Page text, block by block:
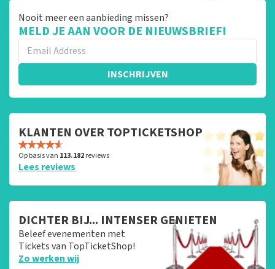
Nooit meer een aanbieding missen?
MELD JE AAN VOOR DE NIEUWSBRIEF!
INSCHRIJVEN
KLANTEN OVER TOPTICKETSHOP
Op basis van 113.182reviews
Lees reviews
DICHTER BIJ... INTENSER GENIETEN
Beleef evenementen met
Tickets van TopTicketShop!
Zo werken wij